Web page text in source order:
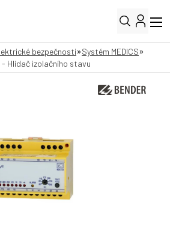
bezpečnosti»Systém MEDICS»
- Hlídač izolačního stavu